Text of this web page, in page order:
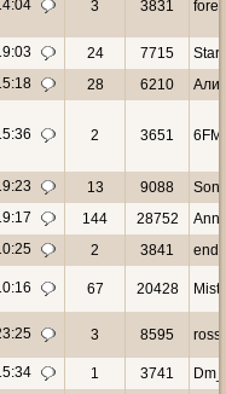
3 3831
24 7715
28 6210
2 3651 6FM
13 9088
144 28752
2 3841
67 20428
3 8595
1 3741